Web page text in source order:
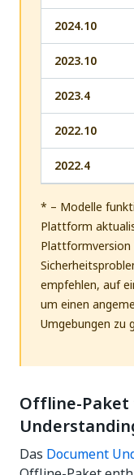
2024.10
2023.10
2023.4
2022.10
2022.4
* – Modelle
Plattform
empfehlen, auf
um einen
Umgebungen zu
Offline-
Das Document